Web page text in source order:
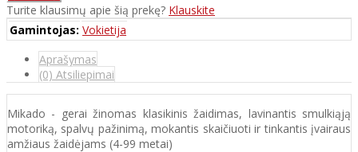
Turite klausimų apie šią prekę? Klauskite
Gamintojas: Vokietija
Aprašymas
(0) Atsiliepimai
Mikado - gerai žinomas klasikinis žaidimas, lavinantis smulkiąją
motoriką, spalvų pažinimą, mokantis skaičiuoti ir tinkantis įvairaus
amžiaus žaidėjams (4-99 metai)